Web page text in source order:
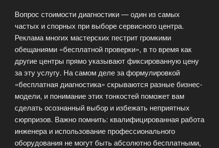
Вопрос стоимости диагностики — один из самых
частых и спорных при выборе сервисного центра.
Реклама многих мастерских пестрит громкими
обещаниями «бесплатной проверки», в то время как
другие центры прямо указывают фиксированную цену
за эту услугу. На самом деле за формулировкой
«бесплатная диагностика» скрываются разные бизнес-
модели, и понимание этих тонкостей поможет вам
сделать осознанный выбор и избежать неприятных
сюрпризов. Важно помнить: квалифицированная работа
инженера и использование профессионального
оборудования не могут быть абсолютно бесплатными,